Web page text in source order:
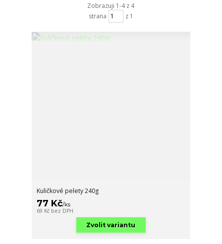
Zobrazuji 1-4 z 4
strana
z 1
Kuličkové pelety 240g
77 Kč/ks
69 Kč bez DPH
Zvolit variantu